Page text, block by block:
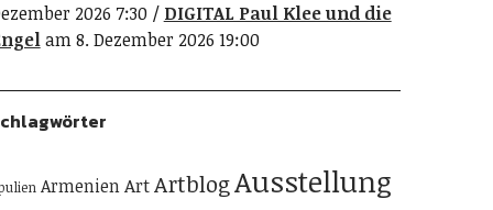
2026 7:30
DIGITAL Paul Klee und die
am 8. Dezember 2026 19:00
ArmenienArtArtblogAusstellung